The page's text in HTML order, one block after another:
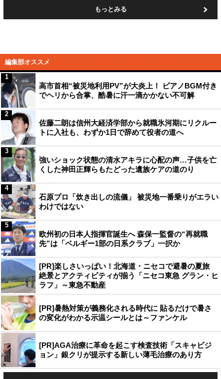
もっとみる
編集部オススメ
高市首相“被災地利用PV”が大炎上！ ピアノBGM付き
でヘリから合掌、酷暑に汗一滴かかない不可解
1
佐藤二朗は信州大経済学部から就職氷河期にリクルー
トに入社も、わずか1日で辞めて役者の道へ
2
強いショック状態の清水アキラに心配の声…子供を亡
くした神田正輝らもたどった遺族ケアの道のり
3
石原プロ「炊き出しの流儀」 被災地一番乗りがエラい
わけではない
4
欧州初の日本人指揮官誕生へ 森保一監督の“再就職
先”は「ベルギー1部の日系クラブ」一択か
5
[PR]楽しさいっぱい！北海道・ニセコで避暑の夏旅
絶景とアクティビティが揃う「ニセコ東急 グラン・ヒ
ラフ」～東急不動産
[PR]暑熱対策が義務化される時代に 貼るだけで暑さ
の変化がわかる示温シールとは～ファンケル
[PR]AGA治療に革命を起こす検査技術「スキャビジ
ョン」銀クリが提示する新しい薄毛治療のあり方